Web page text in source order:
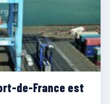
de-France est